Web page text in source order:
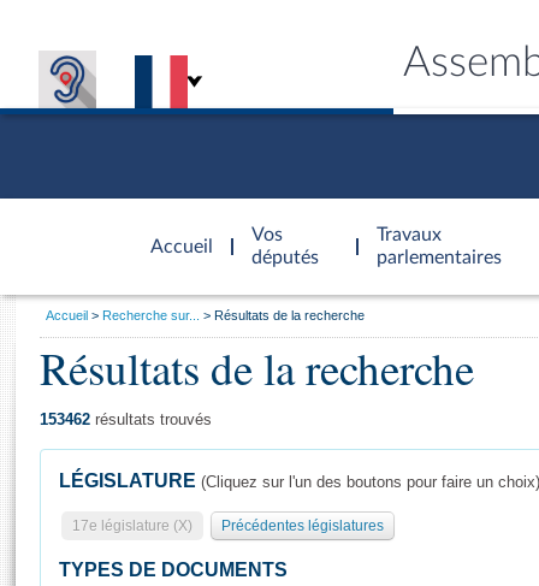
Accueil
d'accueil
Vos
députés
Travaux
parlementaires
Présidence
Séance publique
Général
Rôle et pouvoirs de l'Assemblée
Visiter l'Assemblée
Vous
Accueil Recherche sur... Résultats de la recherche
Résultats de la recherche
153462 résultats trouvés
LÉGISLATURE (Cliquez sur l'un des boutons pour faire un choix)
17e législature (X) Précédentes législatures
TYPES DE DOCUMENTS